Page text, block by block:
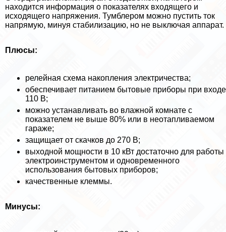
находится информация о показателях входящего и
исходящего напряжения. Тумблером можно пустить ток
напрямую, минуя стабилизацию, но не выключая аппарат.
Плюсы:
релейная схема накопления электричества;
обеспечивает питанием бытовые приборы при входе
110 В;
можно устанавливать во влажной комнате с
показателем не выше 80% или в неотапливаемом
гараже;
защищает от скачков до 270 В;
выходной мощности в 10 кВт достаточно для работы
электроинструментом и одновременного
использования бытовых приборов;
качественные клеммы.
Минусы: